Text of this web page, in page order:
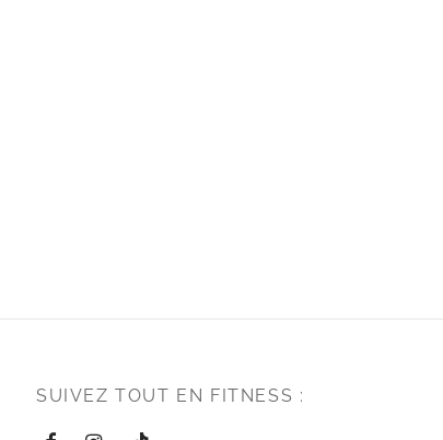
SUIVEZ TOUT EN FITNESS :